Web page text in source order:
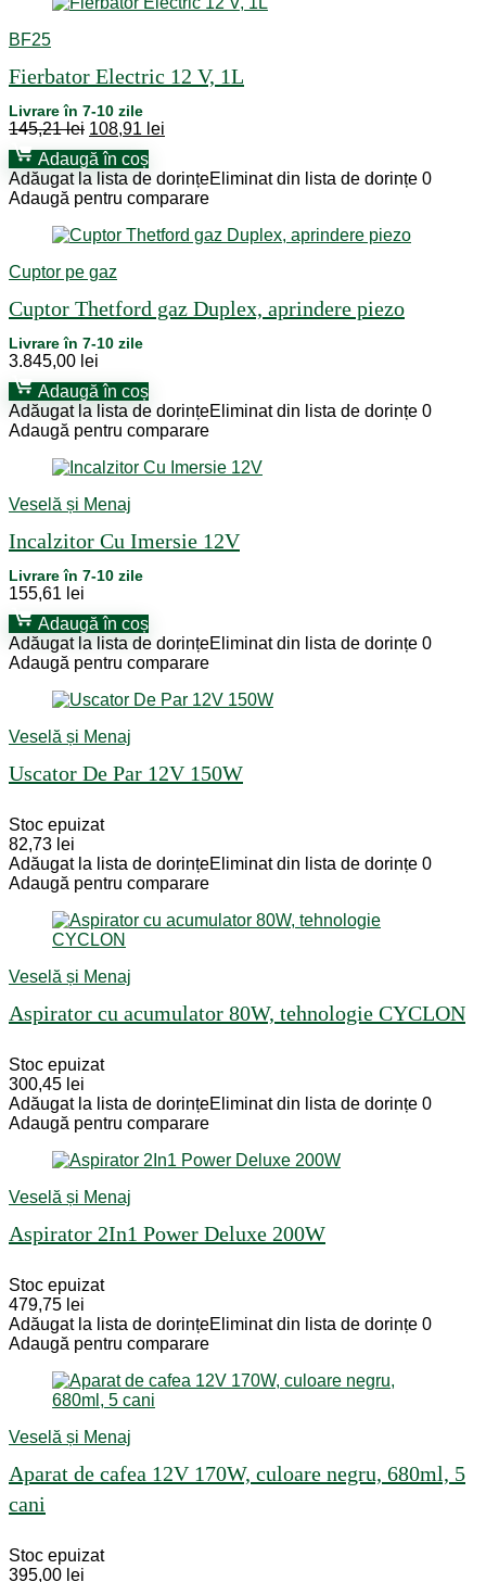
BF25
Fierbator Electric 12 V, 1L
Livrare în 7-10 zile
145,21lei Prețul
inițial
a
fost:
145,21 lei.
108,91 lei
108,91 lei.
Adaugă în coș
Adăugat la lista de dorințeEliminat din lista de dorințe 0
Adaugă pentru comparare
Cuptor pe gaz
Cuptor Thetford gaz Duplex, aprindere piezo
Livrare în 7-10 zile
3.845,00 lei
Adaugă în coș
Adăugat la lista de dorințeEliminat din lista de dorințe 0
Adaugă pentru comparare
Veselă și Menaj
Incalzitor Cu Imersie 12V
Livrare în 7-10 zile
155,61 lei
Adaugă în coș
Adăugat la lista de dorințeEliminat din lista de dorințe 0
Adaugă pentru comparare
Veselă și Menaj
Uscator De Par 12V 150W
Stoc epuizat
82,73 lei
Adăugat la lista de dorințeEliminat din lista de dorințe 0
Adaugă pentru comparare
Veselă și Menaj
Aspirator cu acumulator 80W, tehnologie CYCLON
Stoc epuizat
300,45 lei
Adăugat la lista de dorințeEliminat din lista de dorințe 0
Adaugă pentru comparare
Veselă și Menaj
Aspirator 2In1 Power Deluxe 200W
Stoc epuizat
479,75 lei
Adăugat la lista de dorințeEliminat din lista de dorințe 0
Adaugă pentru comparare
Veselă și Menaj
Aparat de cafea 12V 170W, culoare negru, 680ml, 5
cani
Stoc epuizat
395,00 lei